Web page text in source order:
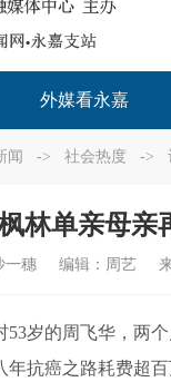
外媒看永嘉
闻 -> 社会热度 ->
林单亲母亲
一穗 编辑： 周艺
的周飞华，两个
抗癌之路耗费超